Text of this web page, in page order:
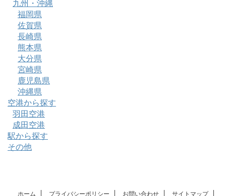
九州・沖縄
福岡県
佐賀県
長崎県
熊本県
大分県
宮崎県
鹿児島県
沖縄県
空港から探す
羽田空港
成田空港
駅から探す
その他
ホーム プライバシーポリシー お問い合わせ サイトマップ